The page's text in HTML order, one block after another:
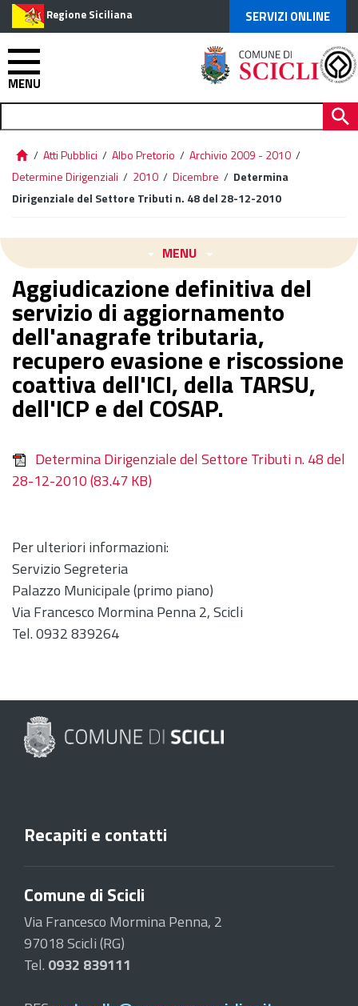
Regione Siciliana SERVIZI ONLINE
MENU
/ Atti Pubblici / Albo Pretorio / Archivio 2009 - 2010 /
Determine Dirigenziali / 2010 / Dicembre / Determina
Dirigenziale del Settore Tributi n. 48 del 28-12-2010
MENU
Aggiudicazione definitiva del
servizio di aggiornamento
dell'anagrafe tributaria,
recupero evasione e riscossione
coattiva dell'ICI, della TARSU,
dell'ICP e del COSAP.
Determina Dirigenziale del Settore Tributi n. 48 del
28-12-2010(83.47 KB)
Per ulteriori informazioni:
Servizio Segreteria
Palazzo Municipale (primo piano)
Via Francesco Mormina Penna 2, Scicli
Tel. 0932 839264
Recapiti e contatti
Comune di Scicli
Via Francesco Mormina Penna, 2
97018 Scicli (RG)
Tel. 0932 839111